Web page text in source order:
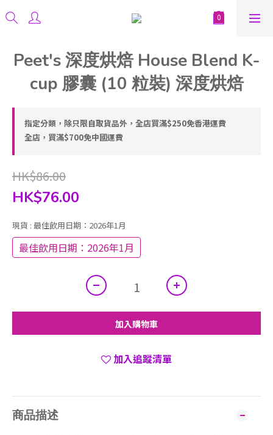
Peet's 深度烘焙 House Blend K-
cup 膠囊 (10 粒裝) 深度烘焙
指定分類，除只限自取貨品外，全店買滿$250免香港運費
全店，買滿$700免中國運費
HK$86.00
HK$76.00
現貨 : 最佳飲用日期：2026年1月
最佳飲用日期：2026年1月
加入購物車
加入追蹤清單
商品描述